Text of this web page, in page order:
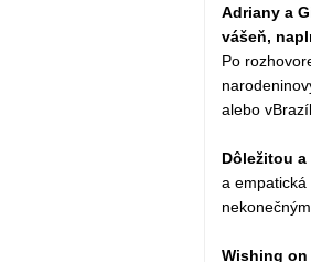
Adriany a
vášeň,
Po
alebo
Dôležitou
a
Wishing on